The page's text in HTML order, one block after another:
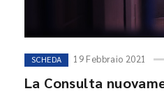
SCHEDA 19 Febbraio 2021
La Consulta